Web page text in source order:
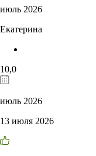
июль 2026
Екатерина
10,0
июль 2026
13 июля 2026